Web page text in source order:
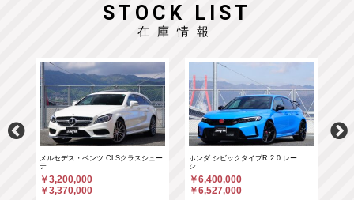
STOCK LIST
在庫情報
メルセデス・ベンツ CLSクラスシュー
テ……
￥3,200,000
￥3,370,000
ホンダ シビックタイプR 2.0 レー
シ……
￥6,400,000
￥6,527,000